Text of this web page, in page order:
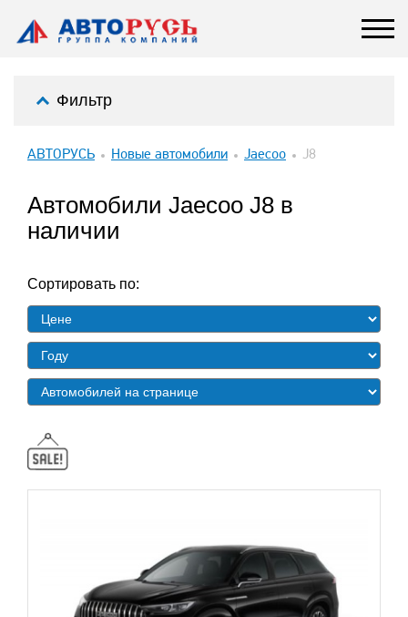
Фильтр
АВТОРУСЬ Новые автомобили Jaecoo J8
Автомобили Jaecoo J8 в
наличии
Сортировать по: